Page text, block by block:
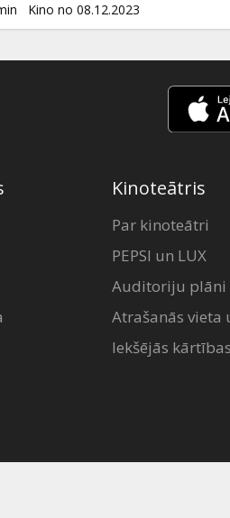
Kino no 08.12.2023
Kinoteātris
Par kinoteātri
PEPSI un LUX
Auditoriju plāni
Atrašanās vieta
Iekšējās